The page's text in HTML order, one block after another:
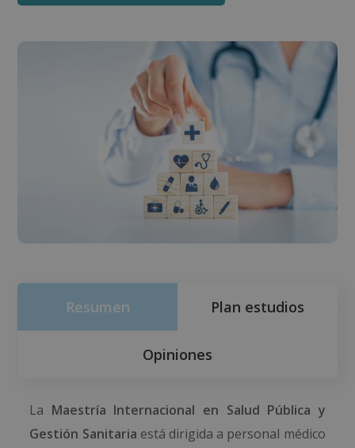
Resumen Plan estudios
Opiniones
La Maestría Internacional en Salud Pública y
Gestión Sanitaria está dirigida a personal médico